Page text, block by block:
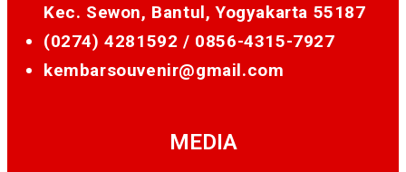
Kec. Sewon, Bantul, Yogyakarta 55187
(0274) 4281592 / 0856-4315-7927
kembarsouvenir@gmail.com
MEDIA